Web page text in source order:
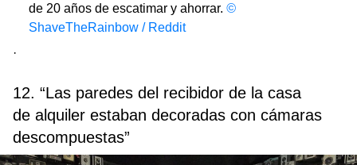
de 20 años de escatimar y ahorrar. ©
ShaveTheRainbow / Reddit
·
12. “Las paredes del recibidor de la casa
de alquiler estaban decoradas con cámaras
descompuestas”